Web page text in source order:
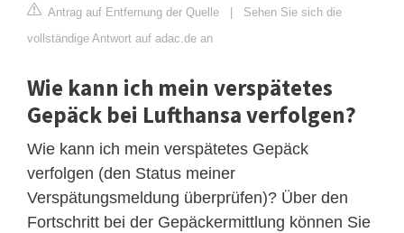
Antrag auf Entfernung der Quelle
Sehen Sie sich die
vollständige Antwort auf adac.de an
Wie kann ich mein verspätetes
Gepäck bei Lufthansa verfolgen?
Wie kann ich mein verspätetes Gepäck
verfolgen (den Status meiner
Verspätungsmeldung überprüfen)? Über den
Fortschritt bei der Gepäckermittlung können Sie